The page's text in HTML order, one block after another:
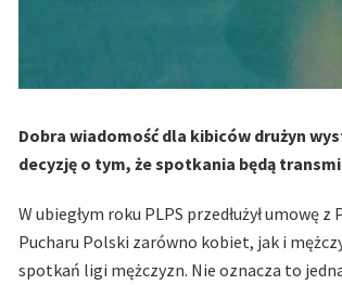
Dobra wiadomość dla kibiców drużyn
decyzję o tym, że spotkania będą
W ubiegłym roku PLPS przedłużył
Pucharu Polski zarówno kobiet, jak i
spotkań ligi mężczyzn. Nie oznacza to